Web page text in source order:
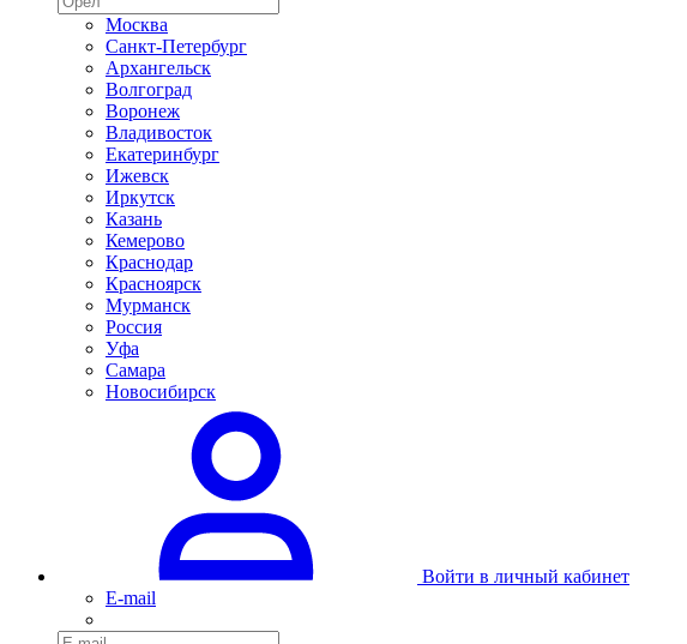
Москва
Санкт-Петербург
Архангельск
Волгоград
Воронеж
Владивосток
Екатеринбург
Ижевск
Иркутск
Казань
Кемерово
Краснодар
Красноярск
Мурманск
Россия
Уфа
Самара
Новосибирск
Войти в личный кабинет
E-mail